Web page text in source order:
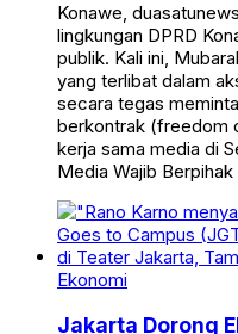
Konawe,
lingkungan DPRD
publik. Kali ini,
yang terlibat dalam
secara tegas
berkontrak (freedom
kerja sama media di
Media Wajib
Ekonomi
Jakarta Dorong